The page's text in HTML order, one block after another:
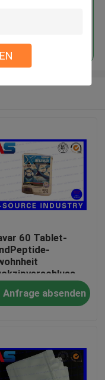
60 Tablet-
Sicherheits-
drucken
Anfrage absenden